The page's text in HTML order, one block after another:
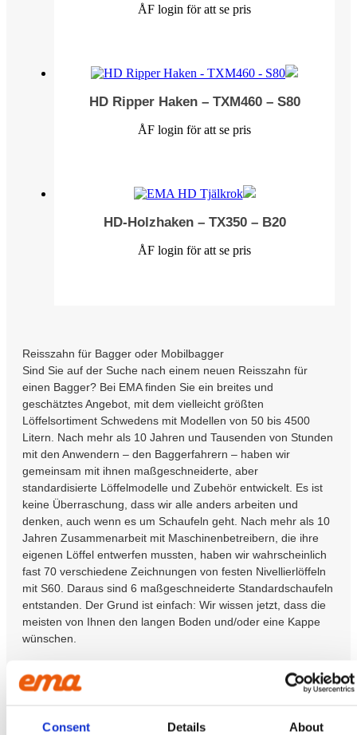
Consent Details About
ÅF login för att se pris
HD Ripper Haken – TXM460 – S80
ÅF login för att se pris
HD-Holzhaken – TX350 – B20
ÅF login för att se pris
Reisszahn für Bagger oder Mobilbagger
Sind Sie auf der Suche nach einem neuen Reisszahn für
einen Bagger? Bei EMA finden Sie ein breites und
geschätztes Angebot, mit dem vielleicht größten
Löffelsortiment Schwedens mit Modellen von 50 bis 4500
Litern. Nach mehr als 10 Jahren und Tausenden von Stunden
mit den Anwendern – den Baggerfahrern – haben wir
gemeinsam mit ihnen maßgeschneiderte, aber
standardisierte Löffelmodelle und Zubehör entwickelt. Es ist
keine Überraschung, dass wir alle anders arbeiten und
denken, auch wenn es um Schaufeln geht. Nach mehr als 10
Jahren Zusammenarbeit mit Maschinenbetreibern, die ihre
eigenen Löffel entwerfen mussten, haben wir wahrscheinlich
fast 70 verschiedene Zeichnungen von festen Nivellierlöffeln
mit S60. Daraus sind 6 maßgeschneiderte Standardschaufeln
entstanden. Der Grund ist einfach: Wir wissen jetzt, dass die
meisten von Ihnen den langen Boden und/oder eine Kappe
wünschen.
Hardox gefertigt. Reisszahn ist in standard oder HD version